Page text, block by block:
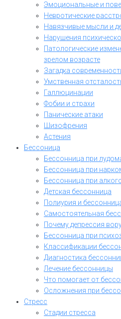
Эмоциональные и
Невротические
Навязчивые мысли и
Нарушения
Патологические
зрелом возрасте
Загадка
Умственная
Галлюцинации
Фобии и страхи
Панические атаки
Шизофрения
Астения
Бессоница
Бессонница при
Бессонница при
Бессонница при
Детская бессонница
Полиурия и
Самостоятельная
Почему депрессия
Бессонница при
Классификации
Диагностика
Лечение бессонницы
Что помогает от
Осложнения при
Стресс
Стадии стресса